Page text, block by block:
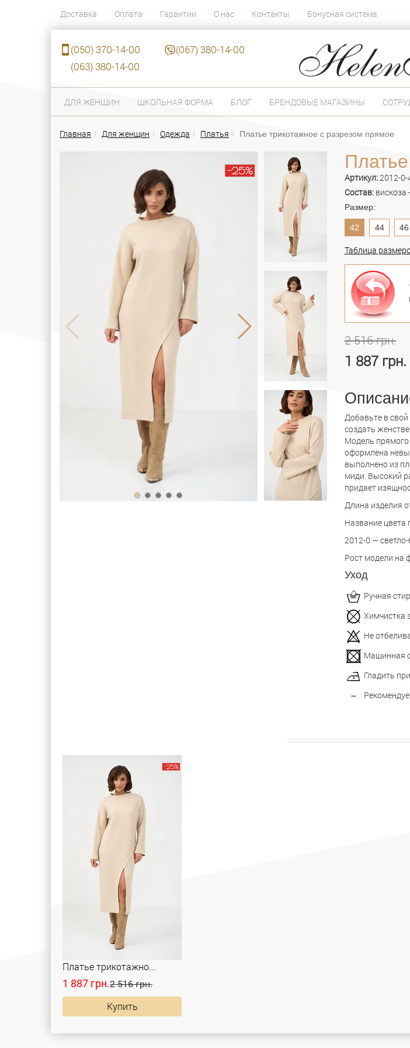
Доставка Оплата Гарантии О нас Контакты Бонусная система
(050) 370-14-00
(067) 380-14-00
(063) 380-14-00
ДЛЯ ЖЕНЩИН ШКОЛЬНАЯ ФОРМА БЛОГ БРЕНДОВЫЕ МАГАЗИНЫ
Главная Для женщин Одежда Платья Платье трикотажное с разрезом прямое
Артикул:2012-0-
Состав: вискоза
Размер:
42 44 46
Таблица
2 516 грн.
1 887 грн.
Добавьте в
создать
Модель
оформлена
выполнено из
миди. Высокий
придает
Длина изделия
Название цвета
2012-0 —
Рост модели на
Уход
Ручная
Химчистка
Не
Машинная
Гладить
Платье трикотажно...
1 887 грн.2 516 грн.
Купить